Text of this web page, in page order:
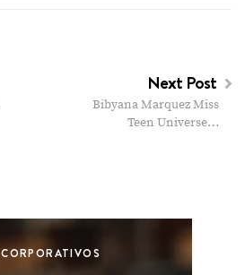
Next Post
Bibyana Marquez Miss
Teen Universe…
CORPORATIVOS